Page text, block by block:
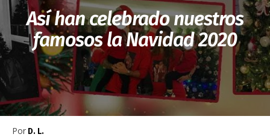
Así han celebrado nuestros
famosos la Navidad 2020
Por D. L.